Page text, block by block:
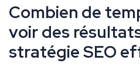
Combien de
voir des
stratégie SEO